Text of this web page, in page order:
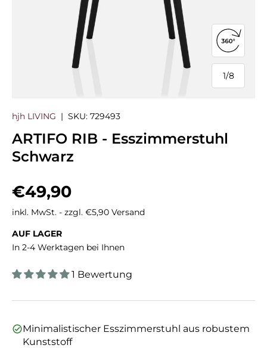
1/
von
8
360°-
hjh LIVING | SKU: 729493
ARTIFO RIB - Esszimmerstuhl
Schwarz
Normaler Preis
€49,90
inkl. MwSt. - zzgl. €5,90 Versand
AUF LAGER
In 2-4 Werktagen bei Ihnen
1 Bewertung
Minimalistischer Esszimmerstuhl aus robustem
Kunststoff